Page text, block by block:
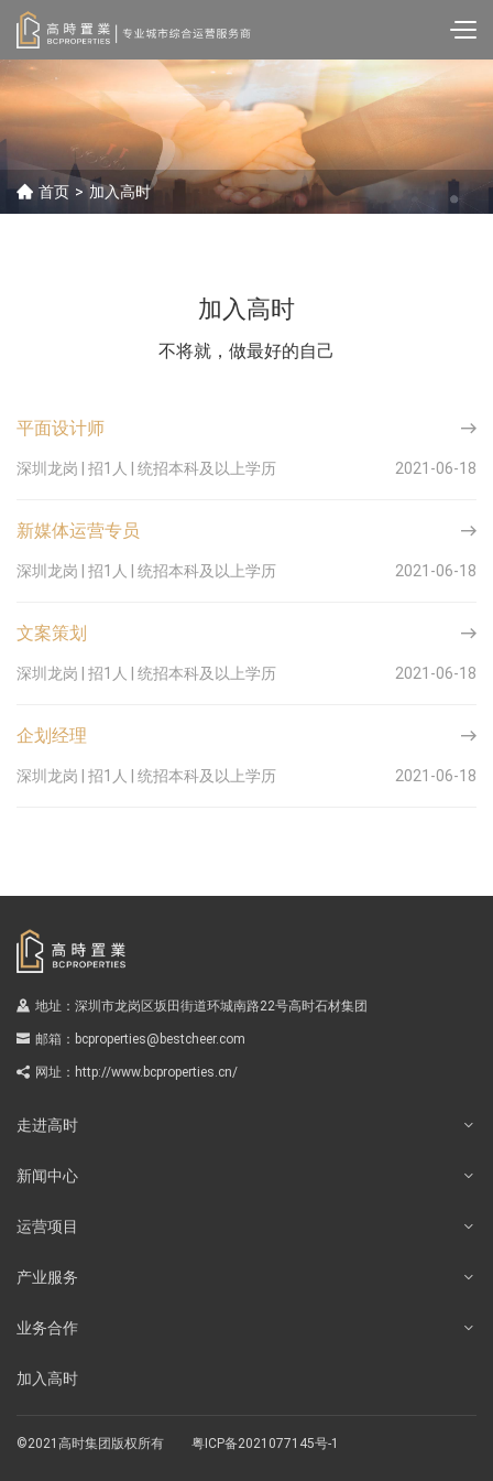
首页 > 加入高时
加入高时
不将就，做最好的自己
平面设计师
深圳龙岗 | 招1人 | 统招本科及以上学历 2021-06-18
新媒体运营专员
深圳龙岗 | 招1人 | 统招本科及以上学历 2021-06-18
文案策划
深圳龙岗 | 招1人 | 统招本科及以上学历 2021-06-18
企划经理
深圳龙岗 | 招1人 | 统招本科及以上学历 2021-06-18
地址：深圳市龙岗区坂田街道环城南路22号高时石材集团
邮箱： bcproperties@bestcheer.com
网址： http://www.bcproperties.cn/
走进高时
新闻中心
运营项目
产业服务
业务合作
加入高时
©2021高时集团版权所有 粤ICP备2021077145号-1